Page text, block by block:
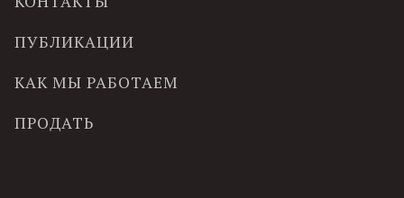
ПУБЛИКАЦИИ
КАК МЫ РАБОТАЕМ
ПРОДАТЬ